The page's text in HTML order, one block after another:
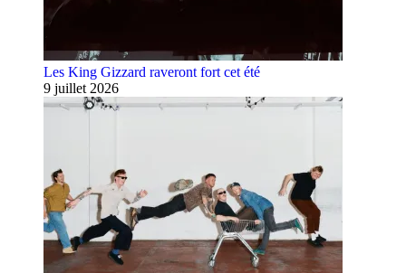
Les King Gizzard raveront fort cet été
9 juillet 2026